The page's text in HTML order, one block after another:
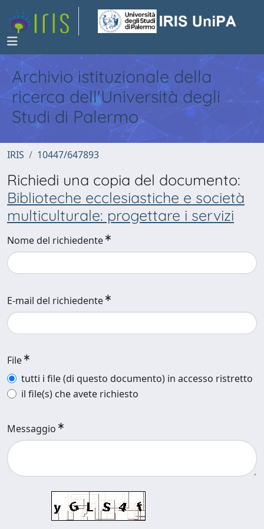
Archivio istituzionale della
ricerca dell'Università degli
Studi di Palermo
IRIS 10447/647893
Richiedi una copia del documento:
Biblioteche ecclesiastiche e società
multiculturale: progettare i servizi
Nome del richiedente
E-mail del richiedente
File
tutti i file (di questo documento) in accesso ristretto
il file(s) che avete richiesto
Messaggio